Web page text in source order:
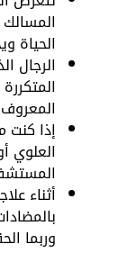
الحياة
الرجال
إذا كنت
العلوي
أثناء
وربما